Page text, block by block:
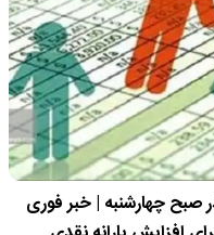
صبح چهارشنبه | خبر فوری